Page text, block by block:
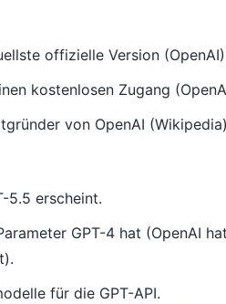
offizielle Version
kostenlosen Zugang
von OpenAI
5.5 erscheint.
GPT-4 hat (OpenAI
für die GPT-API.